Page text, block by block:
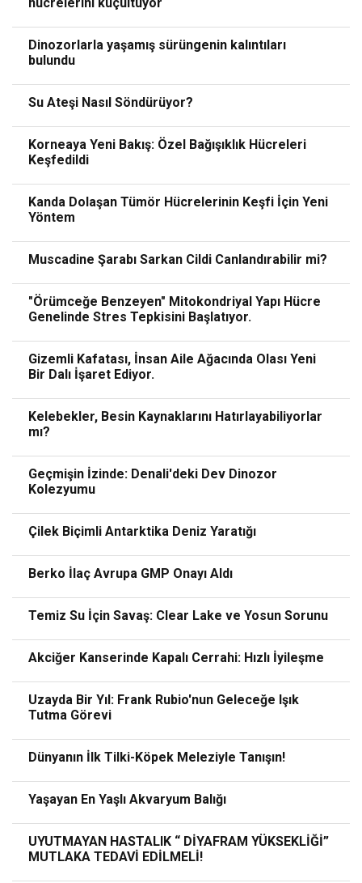
hücrelerini küçültüyor
Dinozorlarla yaşamış sürüngenin kalıntıları
bulundu
Su Ateşi Nasıl Söndürüyor?
Korneaya Yeni Bakış: Özel Bağışıklık Hücreleri
Keşfedildi
Kanda Dolaşan Tümör Hücrelerinin Keşfi İçin Yeni
Yöntem
Muscadine Şarabı Sarkan Cildi Canlandırabilir mi?
"Örümceğe Benzeyen" Mitokondriyal Yapı Hücre
Genelinde Stres Tepkisini Başlatıyor.
Gizemli Kafatası, İnsan Aile Ağacında Olası Yeni
Bir Dalı İşaret Ediyor.
Kelebekler, Besin Kaynaklarını Hatırlayabiliyorlar
mı?
Geçmişin İzinde: Denali'deki Dev Dinozor
Kolezyumu
Çilek Biçimli Antarktika Deniz Yaratığı
Berko İlaç Avrupa GMP Onayı Aldı
Temiz Su İçin Savaş: Clear Lake ve Yosun Sorunu
Akciğer Kanserinde Kapalı Cerrahi: Hızlı İyileşme
Uzayda Bir Yıl: Frank Rubio'nun Geleceğe Işık
Tutma Görevi
Dünyanın İlk Tilki-Köpek Meleziyle Tanışın!
Yaşayan En Yaşlı Akvaryum Balığı
UYUTMAYAN HASTALIK “ DİYAFRAM YÜKSEKLİĞİ”
MUTLAKA TEDAVİ EDİLMELİ!